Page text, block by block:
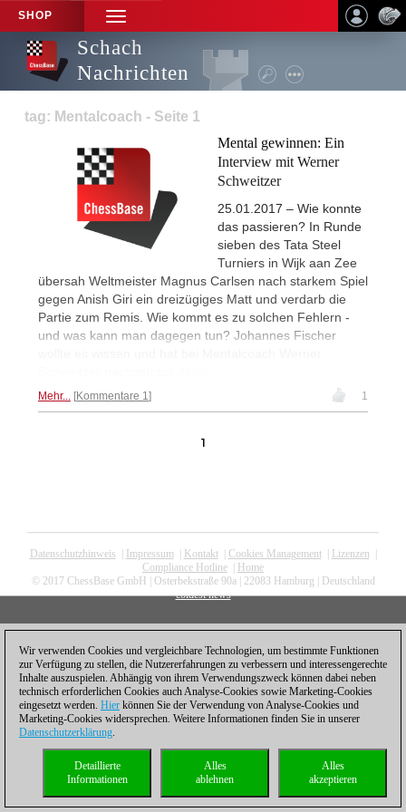
SHOP
TOGGLE
NAVIGATION
Schach
Nachrichten
tag: Mentalcoach - Seite 1
Mental gewinnen: Ein
Interview mit Werner
Schweitzer
25.01.2017 – Wie konnte
das passieren? In Runde
sieben des Tata Steel
Turniers in Wijk aan Zee
übersah Weltmeister Magnus Carlsen nach starkem Spiel
gegen Anish Giri ein dreizügiges Matt und verdarb die
Partie zum Remis. Wie kommt es zu solchen Fehlern -
und was kann man dagegen tun? Johannes Fischer
Mehr... Kommentare 1 1
1
Datenschutzhinweis Impressum| Kontakt| Cookies Management| Lizenzen
Compliance Hotline
Home
© 2017 ChessBase GmbH | Osterbekstraße 90a | 22083 Hamburg | Deutschland
coldest news
Wir verwenden Cookies und vergleichbare Technologien, um bestimmte Funktionen
zur Verfügung zu stellen, die Nutzererfahrungen zu verbessern und interessengerechte
Inhalte auszuspielen. Abhängig von ihrem Verwendungszweck können dabei neben
technisch erforderlichen Cookies auch Analyse-Cookies sowie Marketing-Cookies
eingesetzt werden. Hier können Sie der Verwendung von Analyse-Cookies und
Marketing-Cookies widersprechen. Weitere Informationen finden Sie in unserer
Datenschutzerklärung.
Alles
akzeptieren
Alles
ablehnen
Detaillierte
Informationen